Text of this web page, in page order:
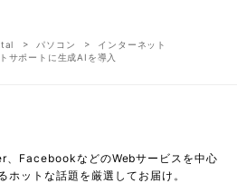
パソコン
インターネット
サポートに生成AIを導入
FacebookなどのWebサービスを中心
ホットな話題を厳選してお届け。